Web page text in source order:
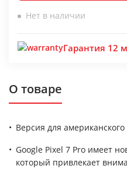
Нет в наличии
Гарантия 12
О товаре
Версия для
Google Pixel 7 Pro имеет
который привлекает